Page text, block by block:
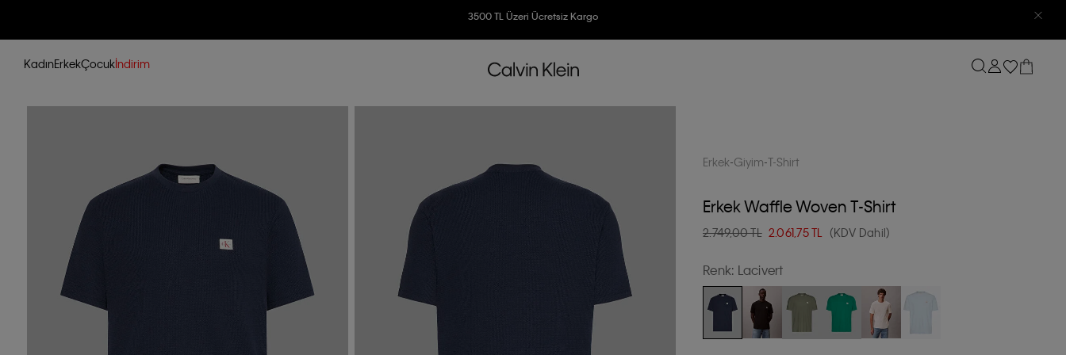
3500 TL Üzeri Ücretsiz Kargo
KadınErkekÇocukİndirim
Erkek Giyim T-Shirt
Erkek Waffle Woven T-Shirt
2.749,00 TL 2.061,75TL (KDV Dahil)
Renk: Lacivert